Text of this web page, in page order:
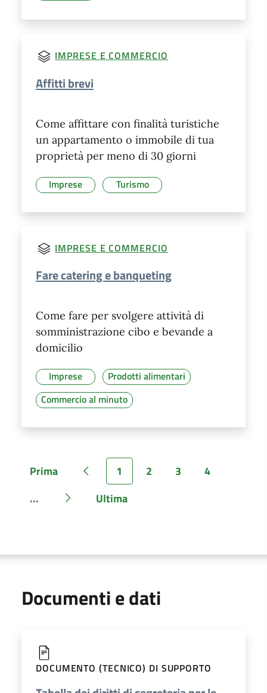
IMPRESE E COMMERCIO
Affitti brevi
Come affittare con finalità turistiche
un appartamento o immobile di tua
proprietà per meno di 30 giorni
Imprese Turismo
IMPRESE E COMMERCIO
Fare catering e banqueting
Come fare per svolgere attività di
somministrazione cibo e bevande a
domicilio
Imprese
Prodotti alimentari
Commercio al minuto
Pagina
Prima Pagina precedente
Pagina
1 Pagina
2 Pagina
3 Pagina
4
Pagina
... Pagina successiva
Pagina
Ultima
Documenti e dati
DOCUMENTO (TECNICO) DI SUPPORTO